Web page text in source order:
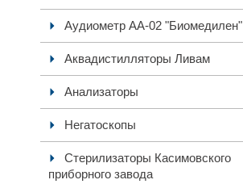
Аудиометр АА-02 "Биомедилен"
Аквадистилляторы Ливам
Анализаторы
Негатоскопы
Стерилизаторы Касимовского
приборного завода